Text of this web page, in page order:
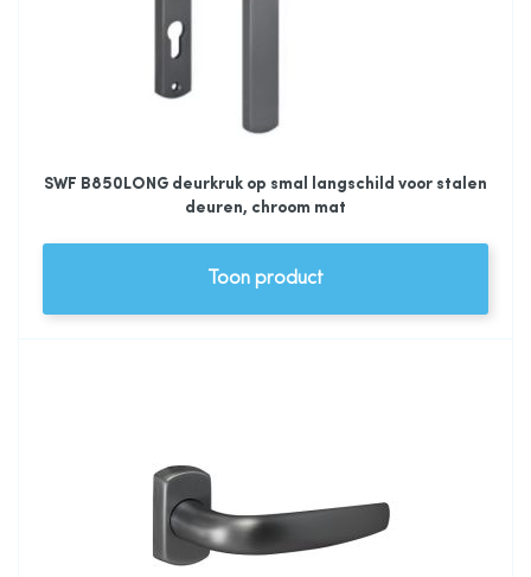
SWF B850LONG deurkruk op smal langschild voor stalen
deuren, chroom mat
Toon product